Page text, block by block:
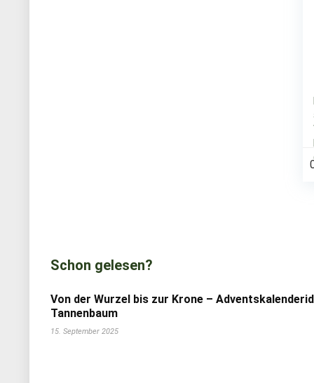
Schon gelesen?
Von der Wurzel bis zur Krone –
Tannenbaum
15. September 2025